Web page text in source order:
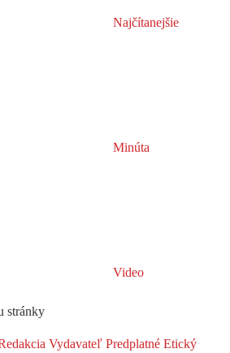
Najčítanejšie
Minúta
Video
stránky
Vydavateľ Predplatné Etický